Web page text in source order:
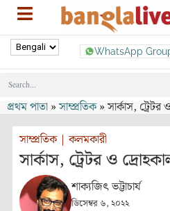
WhatsApp
প্রথম পাতা »সাম্প্রতিক»সার্কাস,
সাম্প্রতিক|কলমকারী
সার্কাস, ট্রেটর ও
শাক্যজিৎ ভট্টাচার্য
ডিসেম্বর ৬, ২০২২